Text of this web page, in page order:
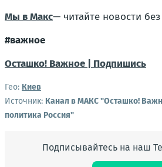
Мы в Макс— читайте новости
#важное
Осташко! Важное | Подпишись
Гео: Киев
Источник: Канал в МАКС "Осташко!
политика Россия"
Подписывайтесь на наш